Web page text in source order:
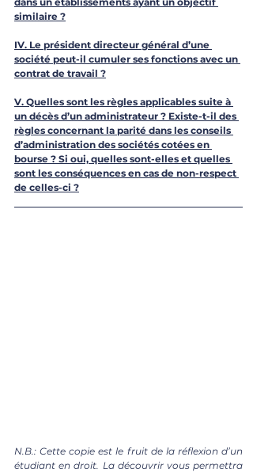
similaire ?
IV. Le président directeur général d’une
société peut-il cumuler ses fonctions avec un
contrat de travail ?
V. Quelles sont les règles applicables suite à
un décès d’un administrateur ? Existe-t-il des
règles concernant la parité dans les conseils
d’administration des sociétés cotées en
bourse ? Si oui, quelles sont-elles et quelles
sont les conséquences en cas de non-respect
de celles-ci ?
N.B.: Cette copie est le fruit de la réflexion d’un
étudiant en droit. La découvrir vous permettra